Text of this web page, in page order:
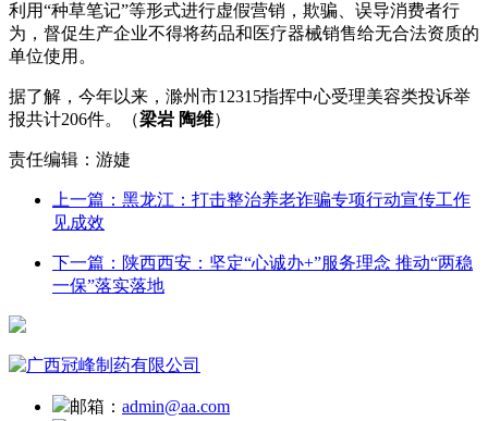
利用“种草笔记”等形式进行虚假营销，欺骗、误导消费者行
为，督促生产企业不得将药品和医疗器械销售给无合法资质的
单位使用。
据了解，今年以来，滁州市12315指挥中心受理美容类投诉举
报共计206件。（梁岩 陶维）
责任编辑：游婕
上一篇：黑龙江：打击整治养老诈骗专项行动宣传工作
见成效
下一篇：陕西西安：坚定“心诚办+”服务理念 推动“两稳
一保”落实落地
邮箱： admin@aa.com